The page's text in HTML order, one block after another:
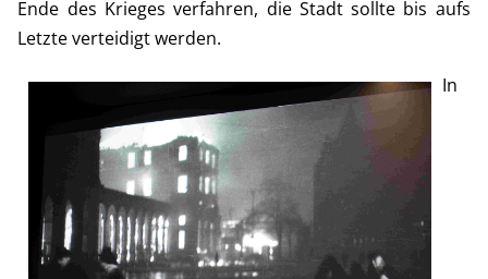
Ende des Krieges verfahren, die Stadt sollte bis aufs
Letzte verteidigt werden.
In